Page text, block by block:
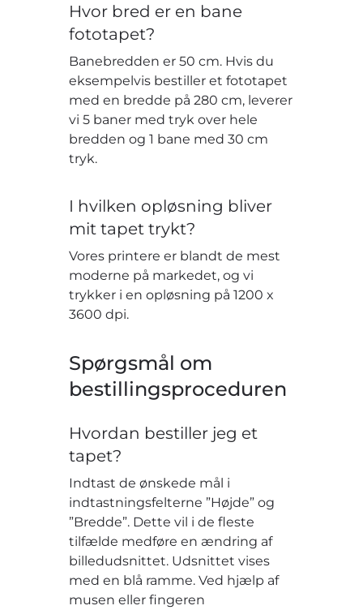
Hvor bred er en bane
fototapet?
Banebredden er 50 cm. Hvis du
eksempelvis bestiller et fototapet
med en bredde på 280 cm, leverer
vi 5 baner med tryk over hele
bredden og 1 bane med 30 cm
tryk.
I hvilken opløsning bliver
mit tapet trykt?
Vores printere er blandt de mest
moderne på markedet, og vi
trykker i en opløsning på 1200 x
3600 dpi.
Spørgsmål om
bestillingsproceduren
Hvordan bestiller jeg et
tapet?
Indtast de ønskede mål i
indtastningsfelterne ”Højde” og
”Bredde”. Dette vil i de fleste
tilfælde medføre en ændring af
billedudsnittet. Udsnittet vises
med en blå ramme. Ved hjælp af
musen eller fingeren